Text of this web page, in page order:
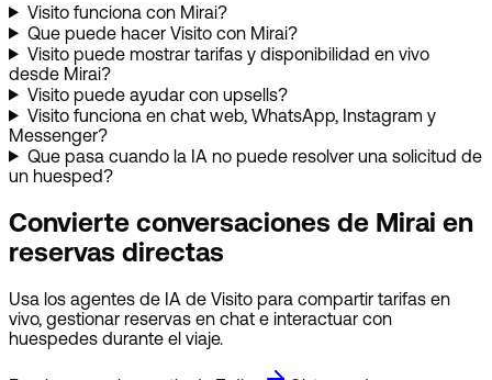
Visito funciona con Mirai?
Que puede hacer Visito con Mirai?
Visito puede mostrar tarifas y disponibilidad en vivo
desde Mirai?
Visito puede ayudar con upsells?
Visito funciona en chat web, WhatsApp, Instagram y
Messenger?
Que pasa cuando la IA no puede resolver una solicitud de
un huesped?
Convierte conversaciones de Mirai en
reservas directas
Usa los agentes de IA de Visito para compartir tarifas en
vivo, gestionar reservas en chat e interactuar con
huespedes durante el viaje.